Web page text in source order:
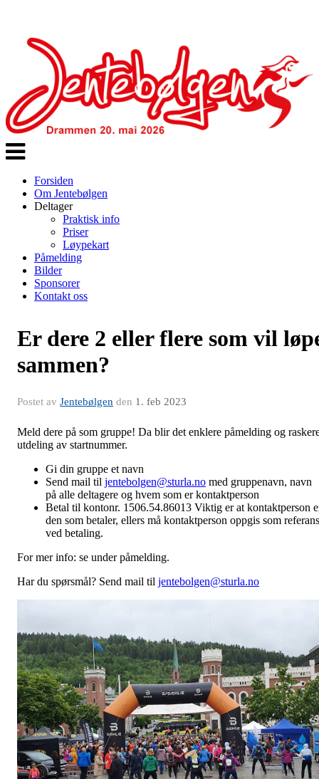
Veksle
navigasjon
Forsiden
Om Jentebølgen
Deltager
Praktisk info
Priser
Løypekart
Påmelding
Bilder
Sponsorer
Kontakt oss
Er dere 2 eller flere som vil
sammen?
Postet av Jentebølgen den 1. feb 2023
Meld dere på som gruppe! Da blir det enklere påmelding og
utdeling av startnummer.
Gi din gruppe et navn
Send mail til jentebolgen@sturla.no med gruppenavn, navn
på alle deltagere og hvem som er kontaktperson
Betal til kontonr. 1506.54.86013 Viktig er at kontaktperson
den som betaler, ellers må kontaktperson oppgis som
ved betaling.
For mer info: se under påmelding.
Har du spørsmål? Send mail til jentebolgen@sturla.no